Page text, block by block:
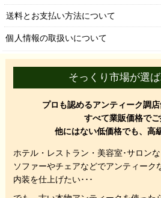
送料とお支払い方法について
個人情報の取扱いについて
そっくり市場が選
プロも認めるアンティーク調
すべて業販価格でご
他にはない低価格でも、高
ホテル・レストラン・美容室･サロン
ソファーやチェアなどでアンティーク
内装を仕上げたい･･･